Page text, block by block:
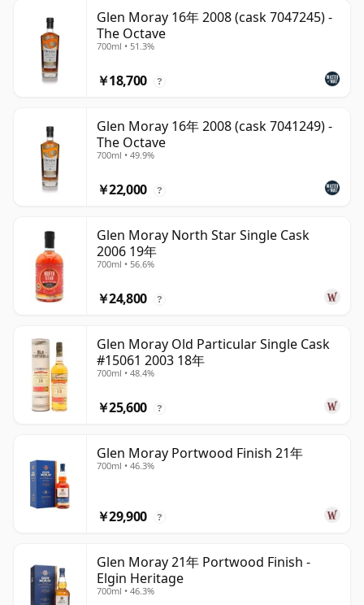
Glen Moray 16年 2008 (cask 7047245) -
The Octave
700ml • 51.3%
￥18,700 ?
Glen Moray 16年 2008 (cask 7041249) -
The Octave
700ml • 49.9%
￥22,000 ?
Glen Moray North Star Single Cask
2006 19年
700ml • 56.6%
￥24,800 ?
Glen Moray Old Particular Single Cask
#15061 2003 18年
700ml • 48.4%
￥25,600 ?
Glen Moray Portwood Finish 21年
700ml • 46.3%
￥29,900 ?
Glen Moray 21年 Portwood Finish -
Elgin Heritage
700ml • 46.3%